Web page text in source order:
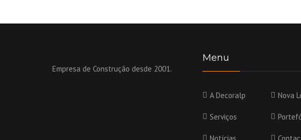
Empresa de Construção desde 2001.
Menu
A Decoralp Nova
Serviços